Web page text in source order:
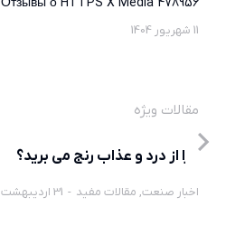
Отзывы о HTTPS X Media 478956
11 شهریور 1404
مقالات ویژه
چرا از درد و عذاب رنج می برید؟
اخبار صنعت, مقالات مفید 31 اردیبهشت 1401